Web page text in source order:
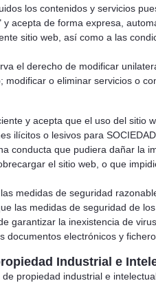
los contenidos y servicios
y acepta de forma expresa,
sitio web, así como a las
el derecho de modificar
modificar o eliminar servicios o
y acepta que el uso del sitio
ilícitos o lesivos para
conducta que pudiera dañar la
el sitio web, o que
medidas de seguridad
las medidas de seguridad de
garantizar la inexistencia de
documentos electrónicos y
Industrial e
propiedad industrial e